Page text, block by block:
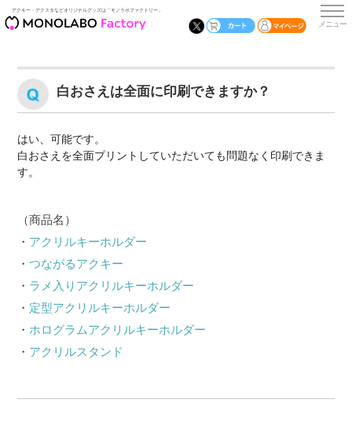
アクキー・アクスタなどオリジナルグッズは「モノラボファクトリー」
白おさえは全面に印刷できますか？
はい、可能です。
白おさえを全面プリントしていただいても問題なく印刷できま
す。
（商品名）
・ アクリルキーホルダー
・つながるアクキー
・ ラメ入りアクリルキーホルダー
・ 定型アクリルキーホルダー
・ ホログラムアクリルキーホルダー
・ アクリルスタンド